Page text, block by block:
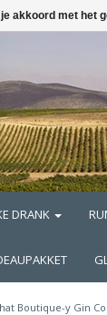
DRANK
Boutique-y Gin
akkoord met het